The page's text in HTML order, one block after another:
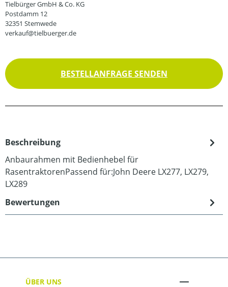
Tielbürger GmbH & Co. KG
Postdamm 12
32351 Stemwede
verkauf@tielbuerger.de
BESTELLANFRAGE SENDEN
Beschreibung
Anbaurahmen mit Bedienhebel für
RasentraktorenPassend für:John Deere LX277, LX279,
LX289
Bewertungen
ÜBER UNS